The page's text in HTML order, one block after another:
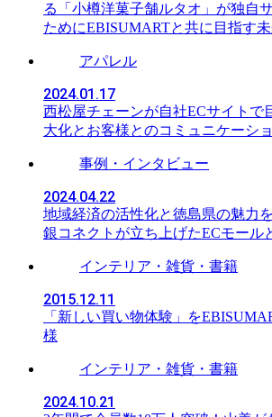
る「小樽洋菓子舗ルタオ」が独自
ためにEBISUMARTと共に目指す
アパレル
2024.01.17
西松屋チェーンが自社ECサイトで
大化とお客様とのコミュニケーシ
事例・インタビュー
2024.04.22
地域経済の活性化と徳島県の魅力
銀コネクトが立ち上げたECモール
インテリア・雑貨・書籍
2015.12.11
「新しい買い物体験」を
様
インテリア・雑貨・書籍
2024.10.21